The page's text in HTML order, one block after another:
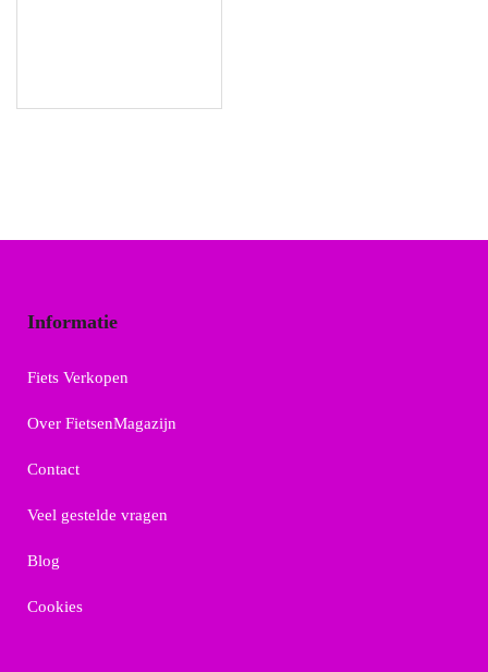
Informatie
Fiets Verkopen
Over FietsenMagazijn
Contact
Veel gestelde vragen
Blog
Cookies